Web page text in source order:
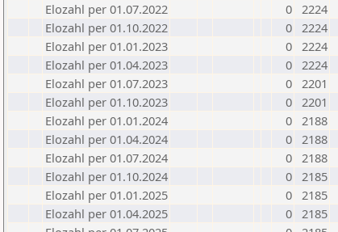
Elozahl per 01.07.2022
0 2224
Elozahl per 01.10.2022
0 2224
Elozahl per 01.01.2023
0 2224
Elozahl per 01.04.2023
0 2224
Elozahl per 01.07.2023
0 2201
Elozahl per 01.10.2023
0 2201
Elozahl per 01.01.2024
0 2188
Elozahl per 01.04.2024
0 2188
Elozahl per 01.07.2024
0 2188
Elozahl per 01.10.2024
0 2185
Elozahl per 01.01.2025
0 2185
Elozahl per 01.04.2025
0 2185